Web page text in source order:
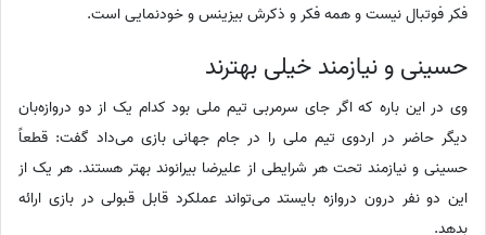
فکر فوتبال نیست و همه فکر و ذکرش بیزینس و خودنمایی است.
حسینی و نیازمند خیلی بهترند
وی در این باره که اگر جای سرمربی تیم ملی بود کدام یک از دو دروازه‌بان
دیگر حاضر در اردوی تیم ملی را در جام جهانی بازی می‌داد گفت: قطعاً
حسینی و نیازمند تحت هر شرایطی از علیرضا بیرانوند بهتر هستند. هر یک از
این دو نفر درون دروازه بایستد می‌تواند عملکرد قابل قبولی در بازی ارائه
بدهد.